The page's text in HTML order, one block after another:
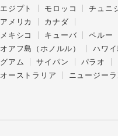
エジプト モロッコ チュニ
アメリカ
カナダ
メキシコ キューバ ペルー
オアフ島（ホノルル） ハワイ
グアム サイパン
パラオ
オーストラリア ニュージー